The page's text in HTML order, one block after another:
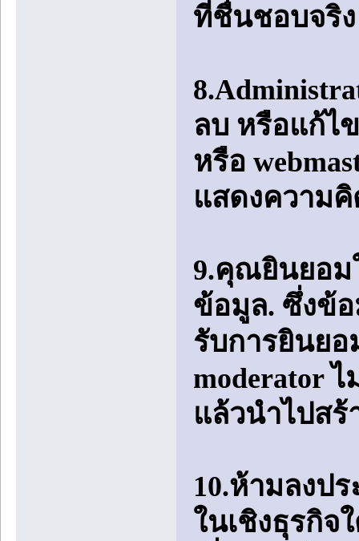
ที่ชื่นชอบจริ
ลบ หรือแก้ไ
หรือ
แสดงความคิ
9.คุณยินยอม
ข้อมูล. ซึ่งข้อ
รับการยินยอ
moderator
แล้วนำไปสร้
10.ห้ามลงป
ในเชิงธุรกิจ